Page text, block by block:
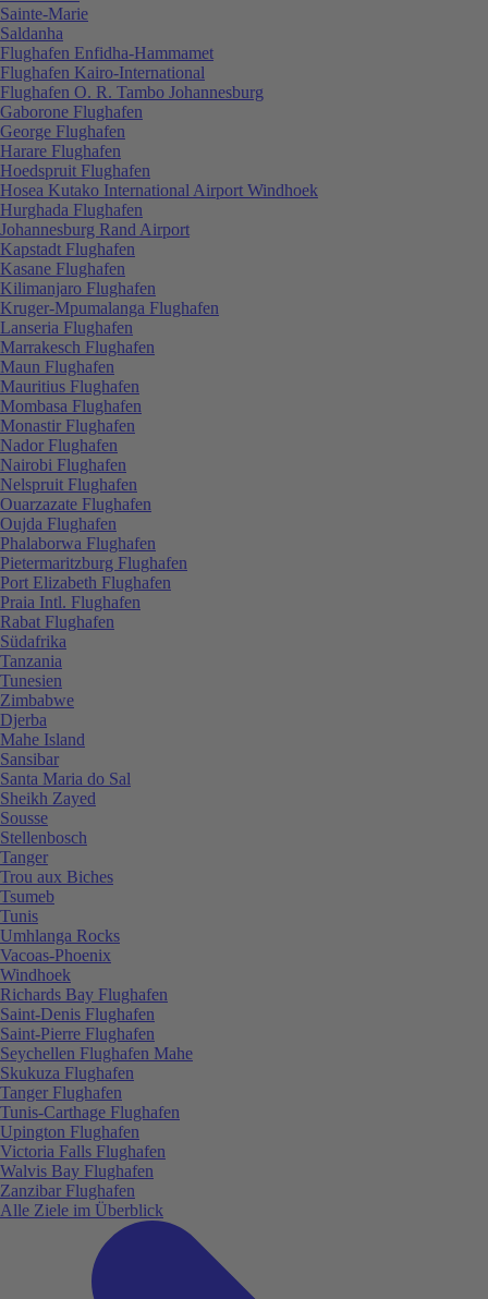
Sainte-Marie
Saldanha
Flughafen Enfidha-Hammamet
Flughafen Kairo-International
Flughafen O. R. Tambo Johannesburg
Gaborone Flughafen
George Flughafen
Harare Flughafen
Hoedspruit Flughafen
Hosea Kutako International Airport Windhoek
Hurghada Flughafen
Johannesburg Rand Airport
Kapstadt Flughafen
Kasane Flughafen
Kilimanjaro Flughafen
Kruger-Mpumalanga Flughafen
Lanseria Flughafen
Marrakesch Flughafen
Maun Flughafen
Mauritius Flughafen
Mombasa Flughafen
Monastir Flughafen
Nador Flughafen
Nairobi Flughafen
Nelspruit Flughafen
Ouarzazate Flughafen
Oujda Flughafen
Phalaborwa Flughafen
Pietermaritzburg Flughafen
Port Elizabeth Flughafen
Praia Intl. Flughafen
Rabat Flughafen
Südafrika
Tanzania
Tunesien
Zimbabwe
Djerba
Mahe Island
Sansibar
Santa Maria do Sal
Sheikh Zayed
Sousse
Stellenbosch
Tanger
Trou aux Biches
Tsumeb
Tunis
Umhlanga Rocks
Vacoas-Phoenix
Windhoek
Richards Bay Flughafen
Saint-Denis Flughafen
Saint-Pierre Flughafen
Seychellen Flughafen Mahe
Skukuza Flughafen
Tanger Flughafen
Tunis-Carthage Flughafen
Upington Flughafen
Victoria Falls Flughafen
Walvis Bay Flughafen
Zanzibar Flughafen
Alle Ziele im Überblick